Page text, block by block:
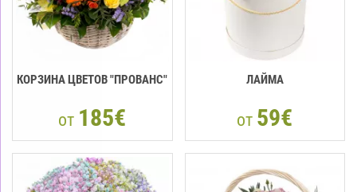
КОРЗИНА ЦВЕТОВ "ПРОВАНС"
от 185€
ЛАЙМА
от 59€